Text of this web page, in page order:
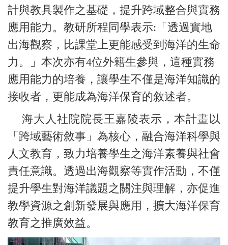
計與教具製作之基礎，提升跨域整合與實務
應用能力。教研所程同學表示:「透過實地
出海觀察，比課堂上更能感受到海洋的生命
力。」本次亦有4位外籍生參與，這種實務
應用能力的培養，讓學生不僅是海洋知識的
接收者，更能成為海洋保育的敘述者。
海大人社院院長王嘉陵表示，本計畫以
「跨域藝術敘事」為核心，融合海洋科學與
人文教育，致力培養學生之海洋素養與社會
責任意識。透過出海觀察等實作活動，不僅
提升學生對海洋議題之關注與理解，亦促進
教學資源之創新發展與應用，擴大海洋保育
教育之推廣效益。